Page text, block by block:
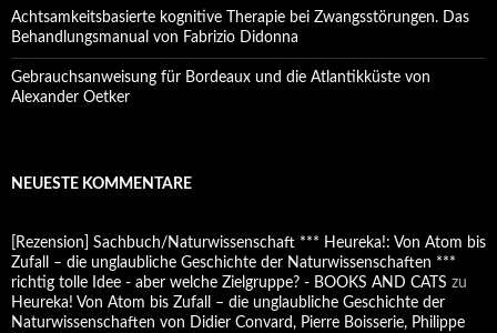
Achtsamkeitsbasierte kognitive Therapie bei Zwangsstörungen. Das
Behandlungsmanual von Fabrizio Didonna
Gebrauchsanweisung für Bordeaux und die Atlantikküste von
Alexander Oetker
NEUESTE KOMMENTARE
[Rezension] Sachbuch/Naturwissenschaft *** Heureka!: Von Atom bis
Zufall – die unglaubliche Geschichte der Naturwissenschaften ***
richtig tolle Idee - aber welche Zielgruppe? - BOOKS AND CATS zu
Heureka! Von Atom bis Zufall – die unglaubliche Geschichte der
Naturwissenschaften von Didier Convard, Pierre Boisserie, Philippe